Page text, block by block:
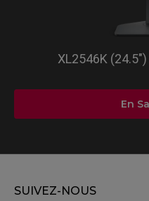
XL2546K
En
SUIVEZ-NOUS